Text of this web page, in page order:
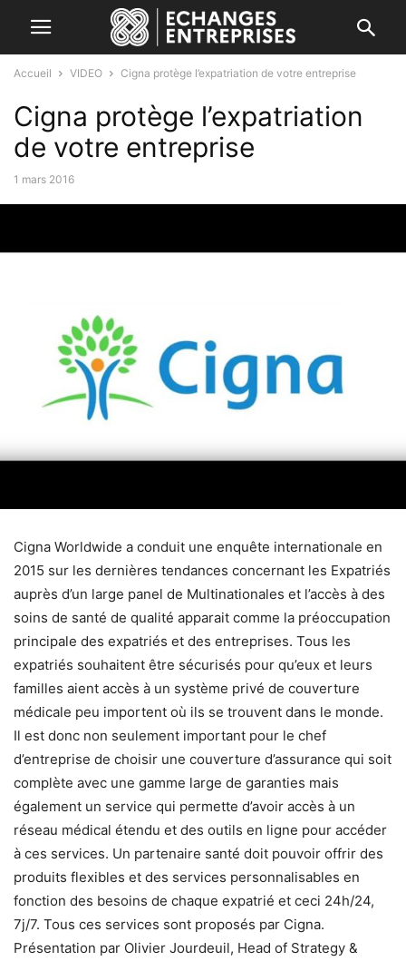
Accueil VIDEO Cigna protège l’expatriation de votre entreprise
Cigna protège l’expatriation
de votre entreprise
1 mars 2016
Cigna Worldwide a conduit une enquête internationale en
2015 sur les dernières tendances concernant les Expatriés
auprès d’un large panel de Multinationales et l’accès à des
soins de santé de qualité apparait comme la préoccupation
principale des expatriés et des entreprises. Tous les
expatriés souhaitent être sécurisés pour qu’eux et leurs
familles aient accès à un système privé de couverture
médicale peu importent où ils se trouvent dans le monde.
Il est donc non seulement important pour le chef
d’entreprise de choisir une couverture d’assurance qui soit
complète avec une gamme large de garanties mais
également un service qui permette d’avoir accès à un
réseau médical étendu et des outils en ligne pour accéder
à ces services. Un partenaire santé doit pouvoir offrir des
produits flexibles et des services personnalisables en
fonction des besoins de chaque expatrié et ceci 24h/24,
7j/7. Tous ces services sont proposés par Cigna.
Présentation par Olivier Jourdeuil, Head of Strategy &